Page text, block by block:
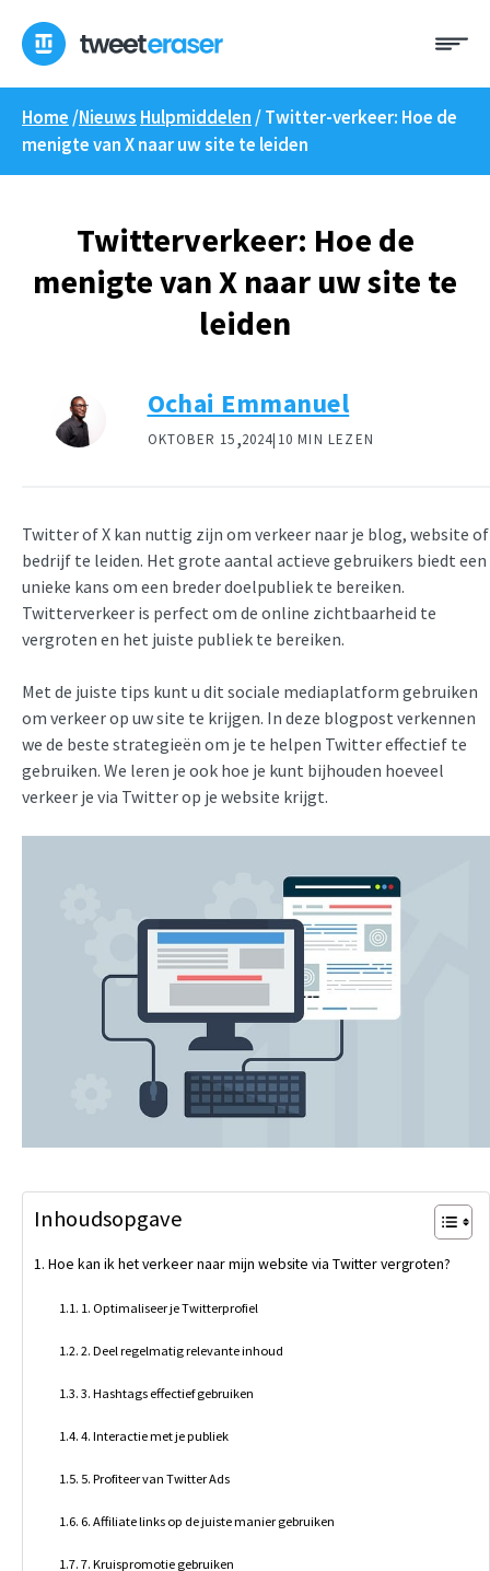
naar
inhoud
Home /Nieuws Hulpmiddelen /Twitter-verkeer: Hoe de
menigte van X naar uw site te leiden
Twitterverkeer: Hoe de
menigte van X naar uw site te
leiden
Ochai Emmanuel
OKTOBER 15,2024| 10 MIN LEZEN
Twitter of X kan nuttig zijn om verkeer naar je blog, website of
bedrijf te leiden. Het grote aantal actieve gebruikers biedt een
unieke kans om een breder doelpubliek te bereiken.
Twitterverkeer is perfect om de online zichtbaarheid te
vergroten en het juiste publiek te bereiken.
Met de juiste tips kunt u dit sociale mediaplatform gebruiken
om verkeer op uw site te krijgen. In deze blogpost verkennen
we de beste strategieën om je te helpen Twitter effectief te
gebruiken. We leren je ook hoe je kunt bijhouden hoeveel
verkeer je via Twitter op je website krijgt.
Inhoudsopgave
Hoe kan ik het verkeer naar mijn website via Twitter vergroten?
1. Optimaliseer je Twitterprofiel
2. Deel regelmatig relevante inhoud
3. Hashtags effectief gebruiken
4. Interactie met je publiek
5. Profiteer van Twitter Ads
6. Affiliate links op de juiste manier gebruiken
7. Kruispromotie gebruiken